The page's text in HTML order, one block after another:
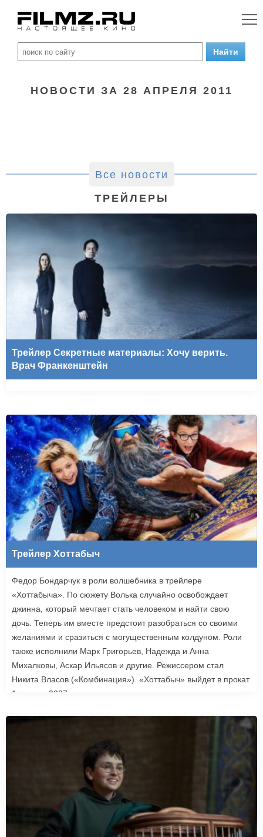
НОВОСТИ ЗА 28 АПРЕЛЯ 2011
Все новости
ТРЕЙЛЕРЫ
Трейлер Секретные материалы: Хочу верить.
Врач Франкенштейн
Трейлер Хоттабыч
Федор Бондарчук в роли волшебника в трейлере
«Хоттабыча». По сюжету Волька случайно освобождает
джинна, который мечтает стать человеком и найти свою
дочь. Теперь им вместе предстоит разобраться со своими
желаниями и сразиться с могущественным колдуном. Роли
также исполнили Марк Григорьев, Надежда и Анна
Михалковы, Аскар Ильясов и другие. Режиссером стал
Никита Власов («Комбинация»). «Хоттабыч» выйдет в прокат
1 января 2027 года.